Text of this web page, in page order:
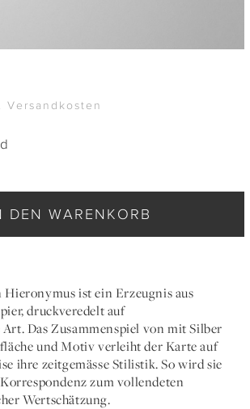
Versandkosten
DEN WARENKORB
Hieronymus ist ein Erzeugnis aus
druckveredelt auf
Das Zusammenspiel von mit Silber
und Motiv verleiht der Karte auf
ihre zeitgemässe Stilistik. So wird sie
zum vollendeten
Wertschätzung.